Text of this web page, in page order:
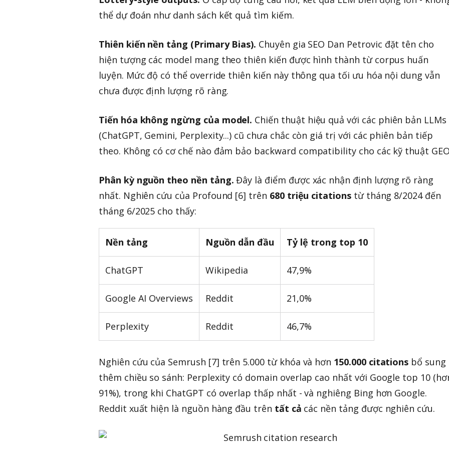
thể dự đoán như danh sách kết quả tìm kiếm.
Thiên kiến nền tảng (Primary Bias). Chuyên gia SEO Dan Petrovic đặt tên cho
hiện tượng các model mang theo thiên kiến được hình thành từ corpus huấn
luyện. Mức độ có thể override thiên kiến này thông qua tối ưu hóa nội dung vẫn
chưa được định lượng rõ ràng.
Tiến hóa không ngừng của model. Chiến thuật hiệu quả với các phiên bản LLMs
(ChatGPT, Gemini, Perplexity...) cũ chưa chắc còn giá trị với các phiên bản tiếp
theo. Không có cơ chế nào đảm bảo backward compatibility cho các kỹ thuật
Phân kỳ nguồn theo nền tảng. Đây là điểm được xác nhận định lượng rõ ràng
nhất. Nghiên cứu của Profound [6] trên 680 triệu citationstừ tháng 8/2024 đến
tháng 6/2025 cho thấy:
Nền tảng Nguồn dẫn đầu Tỷ lệ trong top 10
ChatGPT Wikipedia 47,9%
Google AI Overviews Reddit 21,0%
Perplexity Reddit 46,7%
Nghiên cứu của Semrush [7] trên 5.000 từ khóa và hơn 150.000 citations bổ sung
thêm chiều so sánh: Perplexity có domain overlap cao nhất với Google top 10
91%), trong khi ChatGPT có overlap thấp nhất - và nghiêng Bing hơn Google.
Reddit xuất hiện là nguồn hàng đầu trên tất cả các nền tảng được nghiên cứu.